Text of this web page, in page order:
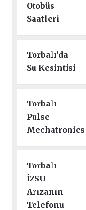
Otobüs
Saatleri
Torbalı’da
Su Kesintisi
Torbalı
Pulse
Mechatronics
Torbalı
İZSU
Arızanın
Telefonu